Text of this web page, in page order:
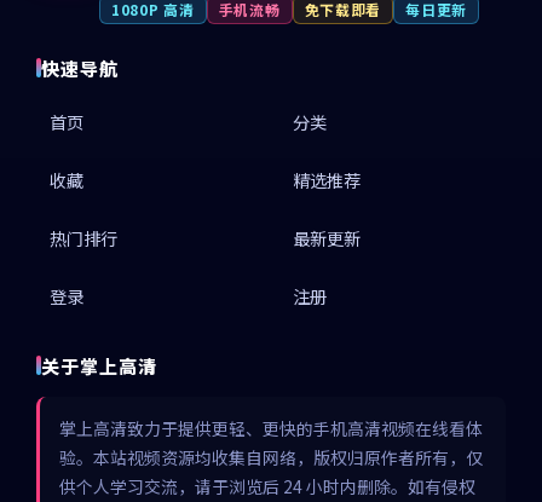
1080P 高清 手机流畅 免下载即看 每日更新
快速导航
首页 分类
收藏 精选推荐
热门排行 最新更新
登录 注册
关于掌上高清
掌上高清致力于提供更轻、更快的手机高清视频在线看体
验。本站视频资源均收集自网络，版权归原作者所有，仅
供个人学习交流，请于浏览后 24 小时内删除。如有侵权